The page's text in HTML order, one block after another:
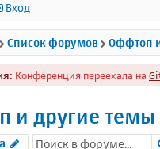
Вход
Список форумов Оффтоп
Конференция переехала на
и другие темы